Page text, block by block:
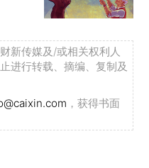
新传媒及/或相关权利人
进行转载、摘编、复制及
，获得书面